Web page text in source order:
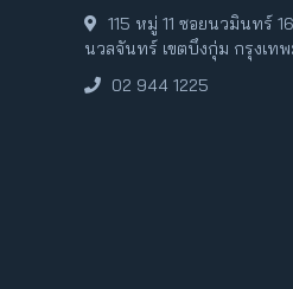
115 หมู่ 11 ซอยนวมินทร์
นวลจันทร์ เขตบึงกุ่ม กรุงเท
02 944 1225